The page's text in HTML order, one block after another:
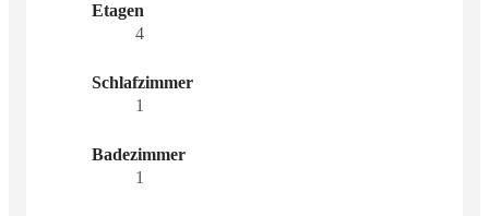
Etagen
4
Schlafzimmer
1
Badezimmer
1